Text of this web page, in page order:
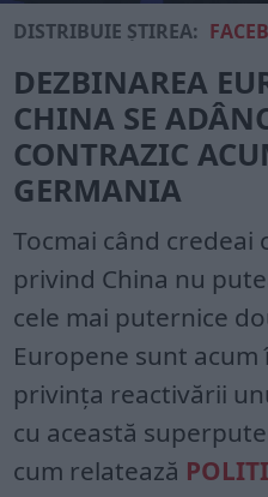
DISTRIBUIE ȘTIREA:
DEZBINAREA
CHINA SE
CONTRAZIC
GERMANIA
Tocmai când credeai
privind China nu
cele mai puternice
Europene sunt acum
privința reactivării
cu această
cum relatează